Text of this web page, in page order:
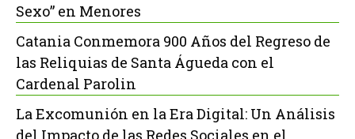
Sexo” en Menores
Catania Conmemora 900 Años del Regreso de
las Reliquias de Santa Águeda con el
Cardenal Parolin
La Excomunión en la Era Digital: Un Análisis
del Impacto de las Redes Sociales en el